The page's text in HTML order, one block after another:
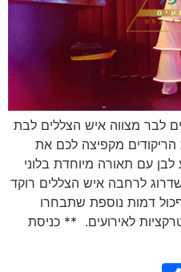
לבר מצווה איש הצללים לבת
מקפיצה לכם את
עם תאורה מיוחדת בלוני
לרחבה איש הצללים רוקד
דמות נוספת שתבחרו
לאירועים. ** כניסת